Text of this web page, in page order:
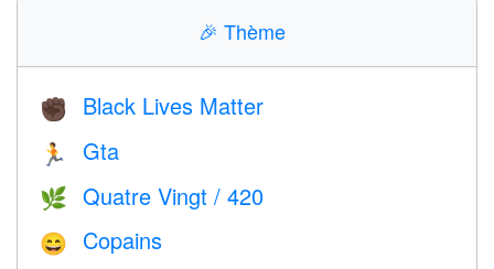
🎉 Thème
✊🏿 Black Lives Matter
🏃 Gta
🌿 Quatre Vingt / 420
😄 Copains